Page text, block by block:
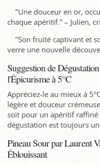
"Une douceur en or,
chaque apéritif." – Julien,
"Son fruité captivant et
verre une nouvelle
Suggestion de
l'Épicurisme à 5°C
Appréciez-le au mieux à
légère et douceur
soit pour un apéritif raffiné
dégustation est toujours
Pineau Sour par Laurent
Éblouissant